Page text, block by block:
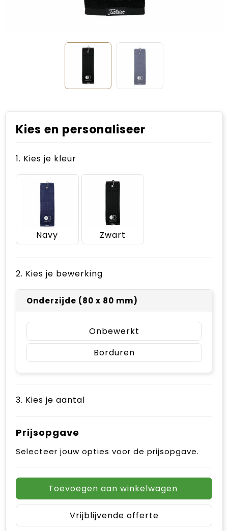
Zomergeschenken
Kies en personaliseer
1. Kies je kleur
Navy Zwart
2. Kies je bewerking
Onderzijde (80 x 80 mm)
Onbewerkt
Borduren
3. Kies je aantal
Prijsopgave
Selecteer jouw opties voor de prijsopgave.
Toevoegen aan winkelwagen
Vrijblijvende offerte